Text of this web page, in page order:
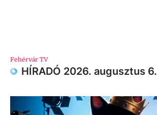
Fehérvár TV
HÍRADÓ 2026. augusztus 6.